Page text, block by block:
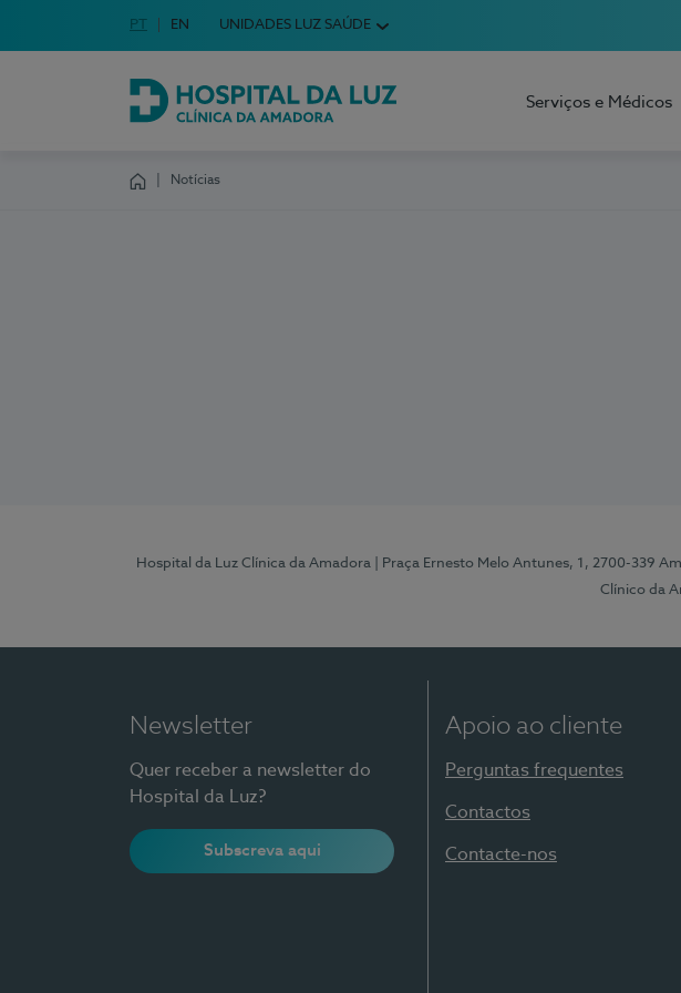
Escolha o seu idioma
Idioma em Português
PT English Language
EN UNIDADES LUZ SAÚDE
Hospital da Luz Clínica da Amadora
Serviços e Médicos
Notícias
Hospital da Luz Clínica da Amadora | Praça Ernesto Melo Antunes, 1, 2700-339
Clínico da
Newsletter
Quer receber a newsletter do
Hospital da Luz?
Subscreva aqui
Apoio ao cliente
Perguntas frequentes
Contactos
Contacte-nos